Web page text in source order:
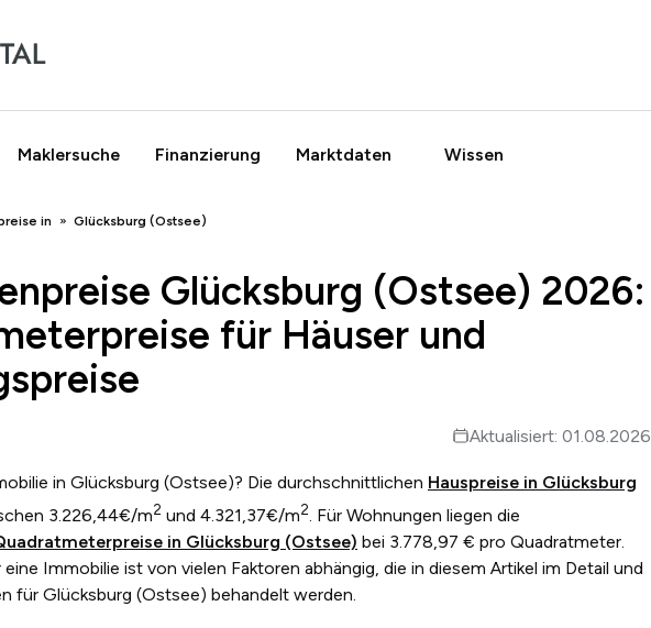
Maklersuche Finanzierung Marktdaten Wissen
in Glücksburg (Ostsee)
Glücksburg (Ostsee) 2026:
für Häuser und
Aktualisiert: 01.08.2026
in Glücksburg (Ostsee)? Die durchschnittlichen Hauspreise in Glücksburg
3.226,44€/m2 und 4.321,37€/m2. Für Wohnungen liegen die
in Glücksburg (Ostsee) bei 3.778,97 € pro Quadratmeter.
Immobilie ist von vielen Faktoren abhängig, die in diesem Artikel im Detail und
für Glücksburg (Ostsee) behandelt werden.